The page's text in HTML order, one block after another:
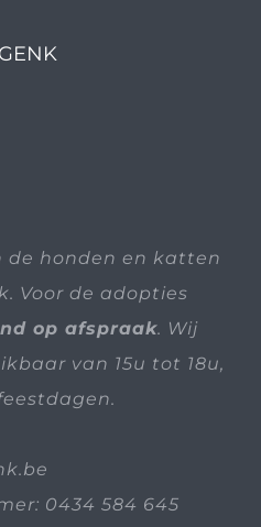
de honden en katten
Voor de adopties
op afspraak. Wij
van 15u tot 18u,
0434 584 645